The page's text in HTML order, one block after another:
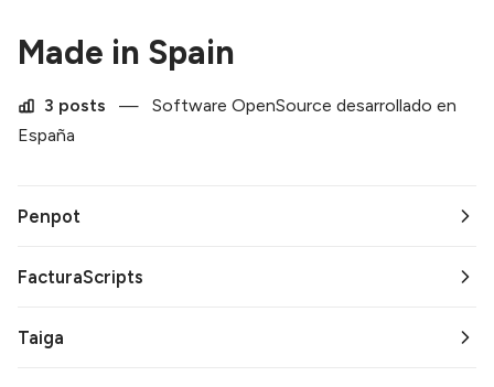
Made in Spain
3 posts —
Software OpenSource desarrollado en
España
Penpot
FacturaScripts
Taiga